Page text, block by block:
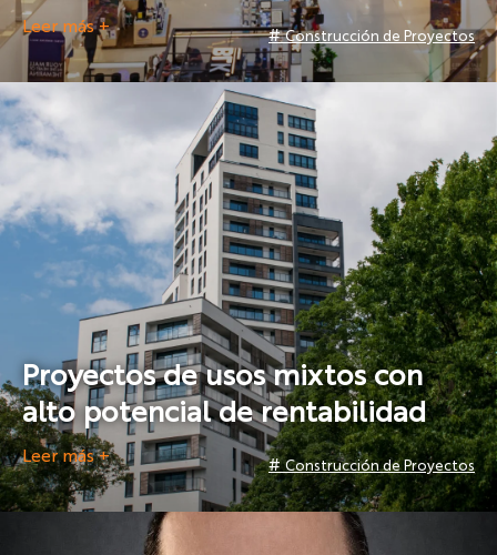
Leer más + #Construcción de Proyectos
Proyectos de usos mixtos con
alto potencial de rentabilidad
Leer más + #Construcción de Proyectos